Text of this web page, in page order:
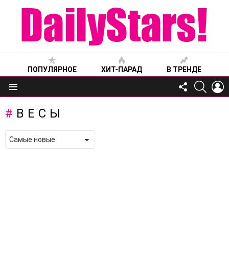
ПОПУЛЯРНОЕ ХИТ-ПАРАД В ТРЕНДЕ
Меню
FOLLOW
US
ВЕСЫ